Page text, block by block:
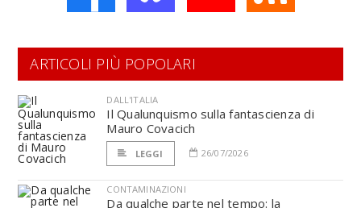
ARTICOLI PIÙ POPOLARI
DALL'ITALIA
Il Qualunquismo sulla fantascienza di
Mauro Covacich
LEGGI 26/07/2026
CONTAMINAZIONI
Da qualche parte nel tempo: la